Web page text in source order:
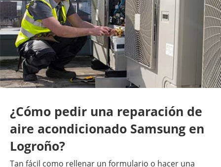
¿Cómo pedir una reparación de
aire acondicionado Samsung en
Logroño?
Tan fácil como rellenar un formulario o hacer una